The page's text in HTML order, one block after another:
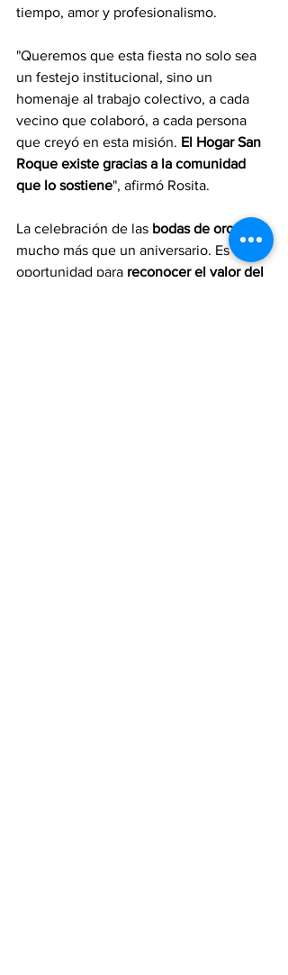
tiempo, amor y profesionalismo.
"Queremos que esta fiesta no solo sea
un festejo institucional, sino un
homenaje al trabajo colectivo, a cada
vecino que colaboró, a cada persona
que creyó en esta misión. El Hogar San
Roque existe gracias a la comunidad
que lo sostiene", afirmó Rosita.
La celebración de las bodas de oro es
mucho más que un aniversario. Es una
oportunidad para reconocer el valor del